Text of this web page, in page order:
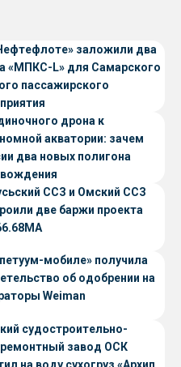
заложили два
«МПКС-L» для Самарского
пассажирского
дрона к
акватории: зачем
два новых полигона
ССЗ и Омский ССЗ
две баржи проекта
мобиле» получила
об одобрении на
Weiman
судостроительно-
завод ОСК
на воду сухогруз «Архип